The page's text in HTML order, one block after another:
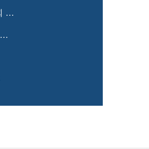
(남평양 노회 장로회) 남평양 노회 장로회 순회 예배 및 월례회
(장례) 고 원석용 집사 소천(김명자 권사 부군)